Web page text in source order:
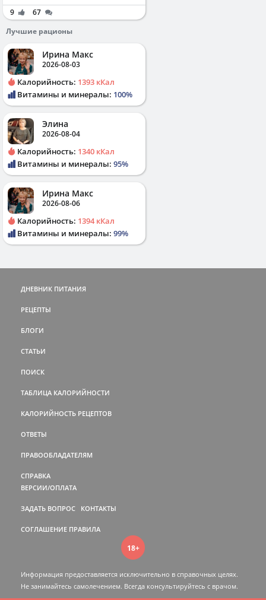
9
67
Лучшие рационы
Ирина Макс
2026-08-03
Калорийность: 1393 кКал
Витамины и минералы: 100%
Элина
2026-08-04
Калорийность: 1340 кКал
Витамины и минералы: 95%
Ирина Макс
2026-08-06
Калорийность: 1394 кКал
Витамины и минералы: 99%
ДНЕВНИК ПИТАНИЯ
РЕЦЕПТЫ
БЛОГИ
СТАТЬИ
ПОИСК
ТАБЛИЦА КАЛОРИЙНОСТИ
КАЛОРИЙНОСТЬ РЕЦЕПТОВ
ОТВЕТЫ
ПРАВООБЛАДАТЕЛЯМ
СПРАВКА
ВЕРСИИ/ОПЛАТА
ЗАДАТЬ ВОПРОС КОНТАКТЫ
СОГЛАШЕНИЕ ПРАВИЛА
18+
Информация предоставляется исключительно в справочных целях.
Не занимайтесь самолечением. Всегда консультируйтесь c врачом.